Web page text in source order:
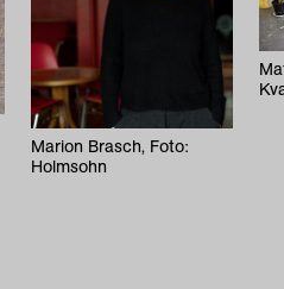
Marion Brasch, Foto:
Holmsohn